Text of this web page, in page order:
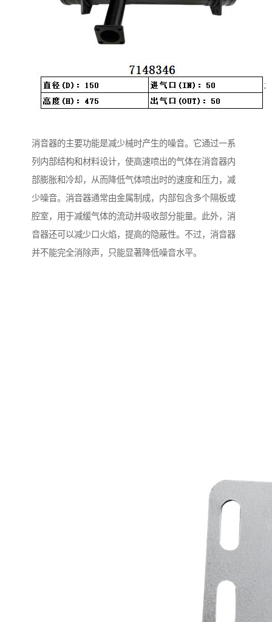
消音器的主要功能是减少械时产生的噪音。它通过一系
列内部结构和材料设计，使高速喷出的气体在消音器内
部膨胀和冷却，从而降低气体喷出时的速度和压力，减
少噪音。消音器通常由金属制成，内部包含多个隔板或
腔室，用于减缓气体的流动并吸收部分能量。此外，消
音器还可以减少口火焰，提高的隐蔽性。不过，消音器
并不能完全消除声，只能显著降低噪音水平。